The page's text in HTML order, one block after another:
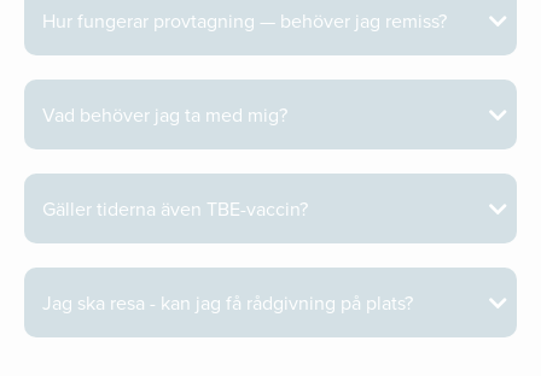
Hur fungerar provtagning — behöver jag remiss?
Vad behöver jag ta med mig?
Gäller tiderna även TBE-vaccin?
Jag ska resa - kan jag få rådgivning på plats?